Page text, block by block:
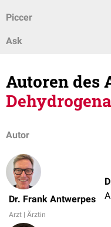
Piccer
Ask
Autoren des
Autor
Dr. Frank Antwerpes
Arzt | Ärztin